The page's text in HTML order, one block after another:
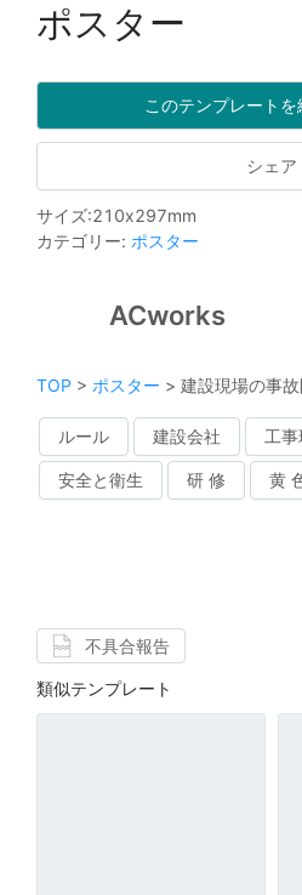
ポスター
このテンプレートを
シェア
サイズ:210x297mm
カテゴリー: ポスター
ACworks
TOP > ポスター > 建設現場の事
ルール 建設会社 工
安全と衛生 研 修 黄
不具合報告
類似テンプレート